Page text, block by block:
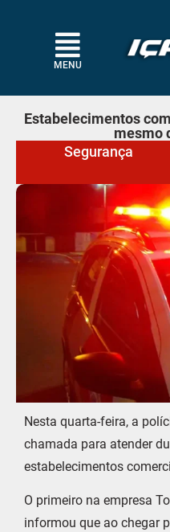
MENU
Estabelecimentos
mesmo
Segurança
Nesta quarta-feira, a
chamada para atender
estabelecimentos
O primeiro na empresa
informou que ao chegar